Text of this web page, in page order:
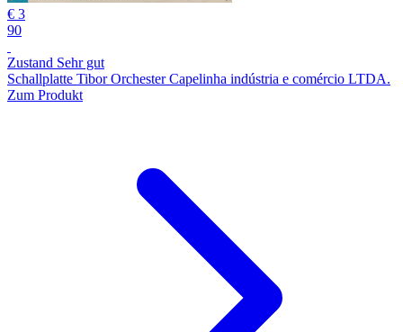
€ 3
90
Zustand Sehr gut
Schallplatte Tibor Orchester Capelinha indústria e comércio LTDA.
Zum Produkt